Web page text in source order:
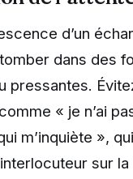
d’un
dans des
pressantes.
« je n’ai
m’inquiète »,
sur la